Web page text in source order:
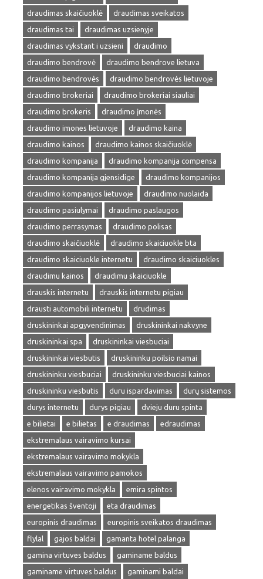
draudimas skaičiuoklė
draudimas sveikatos
draudimas tai
draudimas uzsienyje
draudimas vykstant i uzsieni
draudimo
draudimo bendrovė
draudimo bendrove lietuva
draudimo bendrovės
draudimo bendrovės lietuvoje
draudimo brokeriai
draudimo brokeriai siauliai
draudimo brokeris
draudimo įmonės
draudimo imones lietuvoje
draudimo kaina
draudimo kainos
draudimo kainos skaičiuoklė
draudimo kompanija
draudimo kompanija compensa
draudimo kompanija gjensidige
draudimo kompanijos
draudimo kompanijos lietuvoje
draudimo nuolaida
draudimo pasiulymai
draudimo paslaugos
draudimo perrasymas
draudimo polisas
draudimo skaičiuoklė
draudimo skaiciuokle bta
draudimo skaiciuokle internetu
draudimo skaiciuokles
draudimu kainos
draudimu skaiciuokle
drauskis internetu
drauskis internetu pigiau
drausti automobili internetu
drudimas
druskininkai apgyvendinimas
druskininkai nakvyne
druskininkai spa
druskininkai viesbuciai
druskininkai viesbutis
druskininku poilsio namai
druskininku viesbuciai
druskininku viesbuciai kainos
druskininku viesbutis
duru ispardavimas
durų sistemos
durys internetu
durys pigiau
dvieju duru spinta
e bilietai
e bilietas e draudimas
edraudimas
ekstremalaus vairavimo kursai
ekstremalaus vairavimo mokykla
ekstremalaus vairavimo pamokos
elenos vairavimo mokykla
emira spintos
energetikas šventoji
eta draudimas
europinis draudimas
europinis sveikatos draudimas
flylal
gajos baldai
gamanta hotel palanga
gamina virtuves baldus
gaminame baldus
gaminame virtuves baldus
gaminami baldai